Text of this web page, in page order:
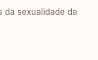
da sexualidade da